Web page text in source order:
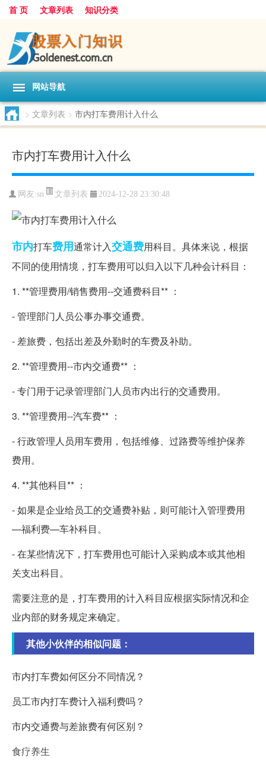
首 页 文章列表 知识分类
网站导航
> 文章列表 > 市内打车费用计入什么
市内打车费用计入什么
网友:sn 文章列表 2024-12-28 23:30:48
市内打车费用通常计入交通费用科目。具体来说，根据
不同的使用情境，打车费用可以归入以下几种会计科目：
1. **管理费用/销售费用--交通费科目** ：
- 管理部门人员公事办事交通费。
- 差旅费，包括出差及外勤时的车费及补助。
2. **管理费用--市内交通费** ：
- 专门用于记录管理部门人员市内出行的交通费用。
3. **管理费用--汽车费** ：
- 行政管理人员用车费用，包括维修、过路费等维护保养
费用。
4. **其他科目** ：
- 如果是企业给员工的交通费补贴，则可能计入管理费用
—福利费—车补科目。
- 在某些情况下，打车费用也可能计入采购成本或其他相
关支出科目。
需要注意的是，打车费用的计入科目应根据实际情况和企
业内部的财务规定来确定。
其他小伙伴的相似问题：
市内打车费如何区分不同情况？
员工市内打车费计入福利费吗？
市内交通费与差旅费有何区别？
食疗养生